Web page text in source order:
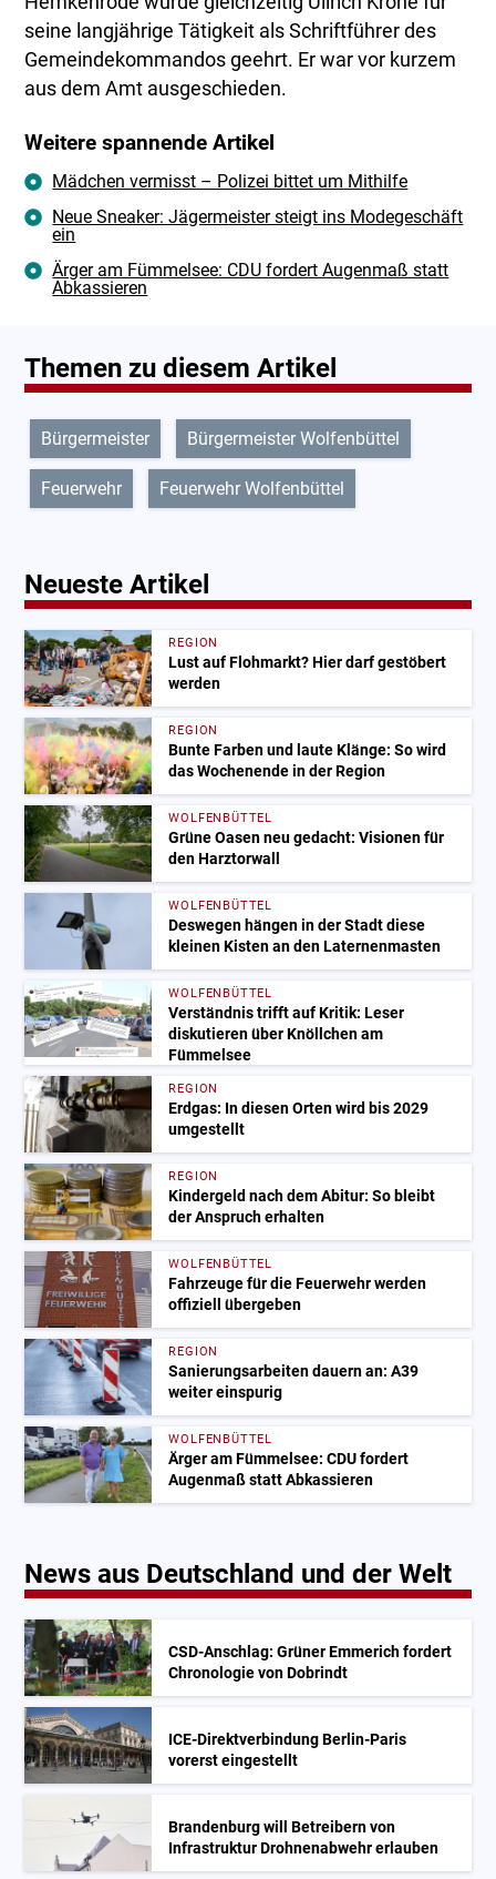
seine langjährige Tätigkeit als Schriftführer des
Gemeindekommandos geehrt. Er war vor kurzem
aus dem Amt ausgeschieden.
Weitere spannende Artikel
Mädchen vermisst – Polizei bittet um Mithilfe
Neue Sneaker: Jägermeister steigt ins Modegeschäft
ein
Ärger am Fümmelsee: CDU fordert Augenmaß statt
Abkassieren
Themen zu diesem Artikel
Bürgermeister Bürgermeister Wolfenbüttel
Feuerwehr Feuerwehr Wolfenbüttel
Neueste Artikel
REGION
Lust auf Flohmarkt? Hier darf gestöbert
werden
REGION
Bunte Farben und laute Klänge: So wird
das Wochenende in der Region
WOLFENBÜTTEL
Grüne Oasen neu gedacht: Visionen für
den Harztorwall
WOLFENBÜTTEL
Deswegen hängen in der Stadt diese
kleinen Kisten an den Laternenmasten
WOLFENBÜTTEL
Verständnis trifft auf Kritik: Leser
diskutieren über Knöllchen am
Fümmelsee
REGION
Erdgas: In diesen Orten wird bis 2029
umgestellt
REGION
Kindergeld nach dem Abitur: So bleibt
der Anspruch erhalten
WOLFENBÜTTEL
Fahrzeuge für die Feuerwehr werden
offiziell übergeben
REGION
Sanierungsarbeiten dauern an: A39
weiter einspurig
WOLFENBÜTTEL
Ärger am Fümmelsee: CDU fordert
Augenmaß statt Abkassieren
News aus Deutschland und der Welt
CSD-Anschlag: Grüner Emmerich fordert
Chronologie von Dobrindt
ICE-Direktverbindung Berlin-Paris
vorerst eingestellt
Brandenburg will Betreibern von
Infrastruktur Drohnenabwehr erlauben